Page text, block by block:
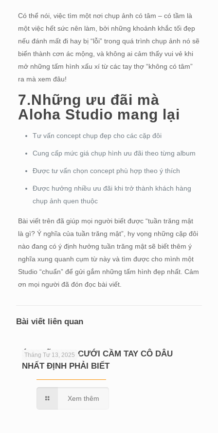
Có thể nói, việc tìm một nơi chụp ảnh có tâm – có tầm là
một việc hết sức nên làm, bởi những khoảnh khắc tối đẹp
nếu đánh mất đi hay bị “lỗi” trong quá trình chụp ảnh nó sẽ
biến thành cơn ác mộng, và không ai cảm thấy vui vẻ khi
mở những tấm hình xấu xí từ các tay thợ “không có tâm”
ra mà xem đâu!
7.Những ưu đãi mà
Aloha Studio mang lại
Tư vấn concept chụp đẹp cho các cặp đôi
Cung cấp mức giá chụp hình ưu đãi theo từng album
Được tư vấn chọn concept phù hợp theo ý thích
Được hưởng nhiều ưu đãi khi trở thành khách hàng
chụp ảnh quen thuộc
Bài viết trên đã giúp mọi người biết được “tuần trăng mật
là gì? Ý nghĩa của tuần trăng mật”, hy vọng những cặp đôi
nào đang có ý định hưởng tuần trăng mật sẽ biết thêm ý
nghĩa xung quanh cụm từ này và tìm được cho mình một
Studio “chuẩn” để gửi gắm những tấm hình đẹp nhất. Cảm
ơn mọi người đã đón đọc bài viết.
Bài viết liên quan
Tháng Tư 13, 2025
Ý NGHĨA HOA CƯỚI CẦM TAY CÔ DÂU
NHẤT ĐỊNH PHẢI BIẾT
Xem thêm